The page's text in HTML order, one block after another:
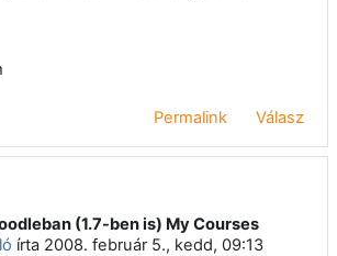
Permalink Válasz
felhasználó(1.7-ben is) My Courses
írta 2008. február 5., kedd, 09:13